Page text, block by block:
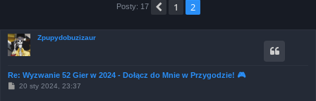
Posty: 17 Poprzednia
1 2
Zpupydobuzizaur
Re: Wyzwanie 52 Gier w 2024 - Dołącz do Mnie w Przygodzie! 🎮
P20 sty 2024, 23:37